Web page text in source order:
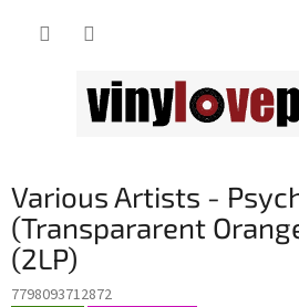
Various Artists -
(Transpararent
(2LP)
7798093712872